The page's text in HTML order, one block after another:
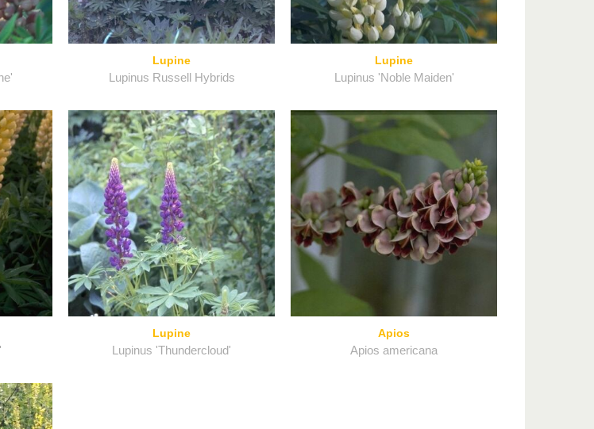
Lupine
Lupinus Russell Hybrids
Lupine
Lupinus 'Noble Maiden'
Lupine
Lupinus 'Thundercloud'
Apios
Apios americana